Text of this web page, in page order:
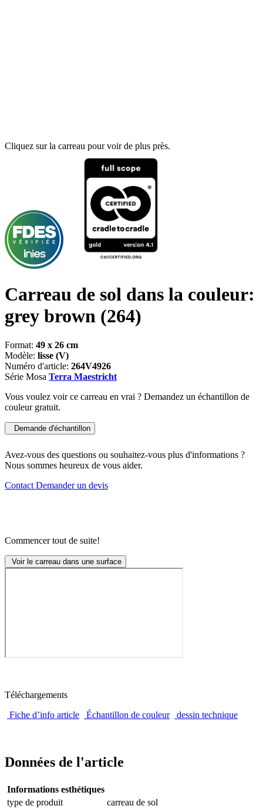
Cliquez sur la carreau pour voir de plus près.
Carreau de sol dans la couleur:
grey brown (264)
Format: 49 x 26 cm
Modèle: lisse (V)
Numéro d'article: 264V4926
Série Mosa Terra Maestricht
Vous voulez voir ce carreau en vrai ? Demandez un échantillon de
couleur gratuit.
Demande d'échantillon
Avez-vous des questions ou souhaitez-vous plus d'informations ?
Nous sommes heureux de vous aider.
Contact Demander un devis
Commencer tout de suite!
Voir le carreau dans une surface
Téléchargements
Fiche d’info article
Échantillon de couleur dessin technique
Données de l'article
Informations esthétiques
type de produit
carreau de sol